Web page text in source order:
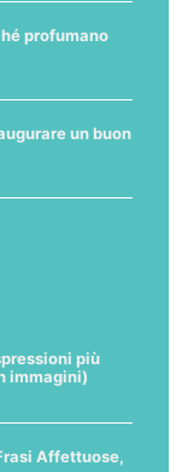
profumano
un buon
più
immagini)
Affettuose,